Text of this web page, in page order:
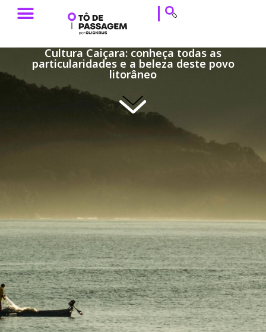
Cultura Caiçara: conheça todas as
particularidades e a beleza deste povo
litorâneo